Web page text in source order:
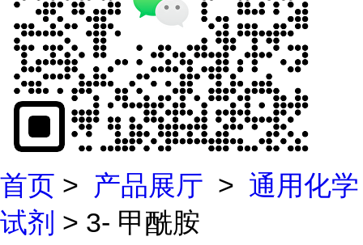
首页 > 产品展厅 > 通用化学
试剂 > 3- 甲酰胺